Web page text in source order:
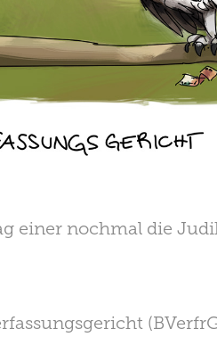
einer nochmal die